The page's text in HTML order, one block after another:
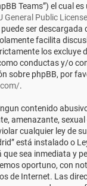
Teams”) el cual
General Public
puede ser descargada
facilita
los excluye
conductas y/o
sobre phpBB, por
.
contenido
amenazante,
cualquier ley de
está instalado o
que sea inmediata y
oportuno, con
de Internet. Las